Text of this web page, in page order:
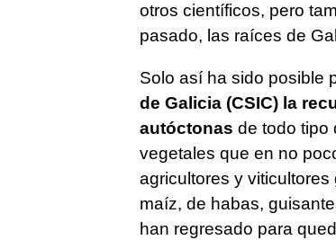
otros científicos, pero
pasado, las raíces de
Solo así ha sido posible
de Galicia (CSIC) la
autóctonas de todo tipo
vegetales que en no
agricultores y
maíz, de habas,
han regresado para